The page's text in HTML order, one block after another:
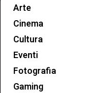
Arte
Cinema
Cultura
Eventi
Fotografia
Gaming